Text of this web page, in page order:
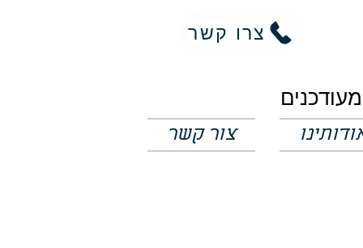
צרו קשר
צור קשר